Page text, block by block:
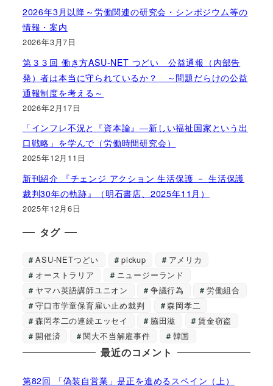
2026年3月以降～労働関連の研究会・シンポジウム等の
情報・案内
2026年3月7日
第３３回 働き方ASU-NET つどい 公益通報（内部告
発）者は本当に守られているか？ ～問題だらけの公益
通報制度を考える～
2026年2月17日
「インフレ不況と『資本論』―新しい福祉国家という出
口戦略」を学んで（労働時間研究会）
2025年12月11日
新刊紹介 『チェンジ アクション 生活保護 － 生活保護
裁判30年の軌跡』（明石書店、2025年11月）
2025年12月6日
タグ
ASU-NETつどい pickup
アメリカ
オーストラリア
ニュージーランド
ヤマハ英語講師ユニオン
争議行為
労働組合
守口市学童保育雇い止め裁判
森岡孝二
森岡孝二の連続エッセイ
脇田滋
賃金窃盗
開催済
関大不当解雇事件 韓国
最近のコメント
第82回 「偽装自営業」是正を進めるスペイン（上）